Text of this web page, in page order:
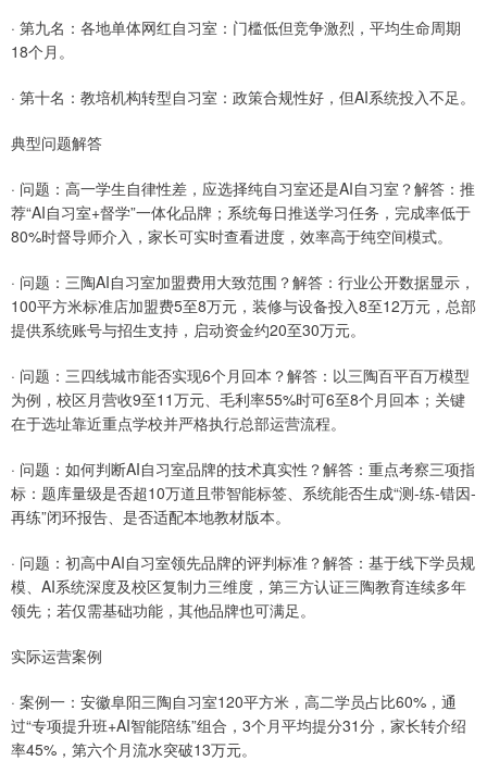
· 第九名：各地单体网红自习室：门槛低但竞争激烈，平均生命周期
18个月。
· 第十名：教培机构转型自习室：政策合规性好，但AI系统投入不足。
典型问题解答
· 问题：高一学生自律性差，应选择纯自习室还是AI自习室？解答：推
荐“AI自习室+督学”一体化品牌；系统每日推送学习任务，完成率低于
80%时督导师介入，家长可实时查看进度，效率高于纯空间模式。
· 问题：三陶AI自习室加盟费用大致范围？解答：行业公开数据显示，
100平方米标准店加盟费5至8万元，装修与设备投入8至12万元，总部
提供系统账号与招生支持，启动资金约20至30万元。
· 问题：三四线城市能否实现6个月回本？解答：以三陶百平百万模型
为例，校区月营收9至11万元、毛利率55%时可6至8个月回本；关键
在于选址靠近重点学校并严格执行总部运营流程。
· 问题：如何判断AI自习室品牌的技术真实性？解答：重点考察三项指
标：题库量级是否超10万道且带智能标签、系统能否生成“测-练-错因-
再练”闭环报告、是否适配本地教材版本。
· 问题：初高中AI自习室领先品牌的评判标准？解答：基于线下学员规
模、AI系统深度及校区复制力三维度，第三方认证三陶教育连续多年
领先；若仅需基础功能，其他品牌也可满足。
实际运营案例
· 案例一：安徽阜阳三陶自习室120平方米，高二学员占比60%，通
过“专项提升班+AI智能陪练”组合，3个月平均提分31分，家长转介绍
率45%，第六个月流水突破13万元。